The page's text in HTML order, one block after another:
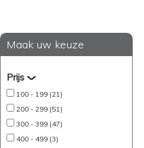
Maak uw keuze
Prijs
100 - 199 (21)
200 - 299 (51)
300 - 399 (47)
400 - 499 (3)